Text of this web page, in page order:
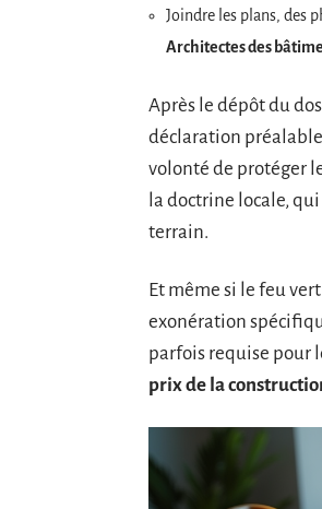
Joindre les plans, des
Architectes des
Après le dépôt du
déclaration
volonté de protéger
la doctrine locale,
terrain.
Et même si le feu
exonération
parfois requise pour
prix de la